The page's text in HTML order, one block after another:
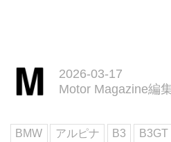
スズキ e
4月号は
2026-03-17
Motor Magazine編
BMW アルピナ B3 B3GT